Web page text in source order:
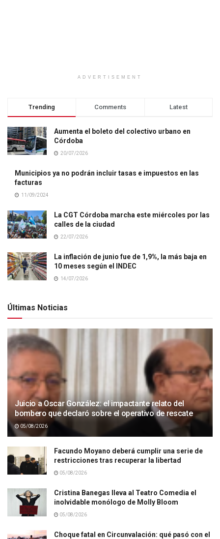
ADVERTISEMENT
Trending Comments Latest
Aumenta el boleto del colectivo urbano en
Córdoba
20/07/2026
Municipios ya no podrán incluir tasas e impuestos en las
facturas
11/09/2024
La CGT Córdoba marcha este miércoles por las
calles de la ciudad
22/07/2026
La inflación de junio fue de 1,9%, la más baja en
10 meses según el INDEC
14/07/2026
Últimas Noticias
Juicio a Oscar González: el impactante relato del
bombero que declaró sobre el operativo de rescate
05/08/2026
Facundo Moyano deberá cumplir una serie de
restricciones tras recuperar la libertad
05/08/2026
Cristina Banegas lleva al Teatro Comedia el
inolvidable monólogo de Molly Bloom
05/08/2026
Choque fatal en Circunvalación: qué pasó con el